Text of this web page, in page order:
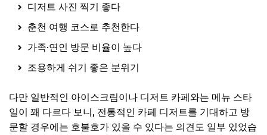
디저트 사진 찍기 좋다
춘천 여행 코스로 추천한다
가족·연인 방문 비율이 높다
조용하게 쉬기 좋은 분위기
다만 일반적인 아이스크림이나 디저트 카페와는 메뉴 스타
일이 꽤 다르다 보니, 전통적인 카페 디저트를 기대하고 방
문할 경우에는 호불호가 있을 수 있다는 의견도 일부 있었습